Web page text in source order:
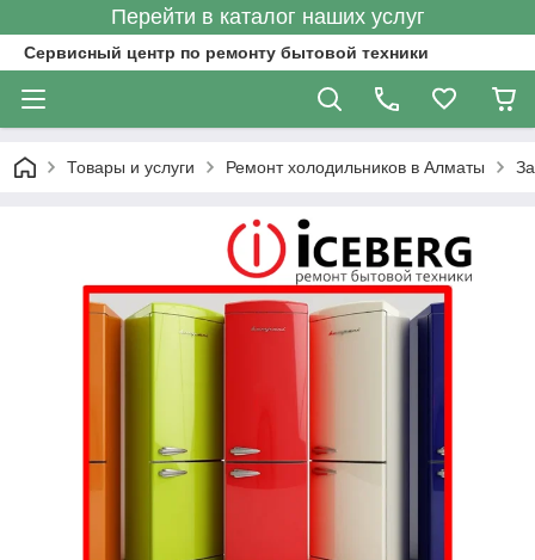
Перейти в каталог наших услуг
Сервисный центр по ремонту бытовой техники
Товары и услуги Ремонт холодильников в Алматы